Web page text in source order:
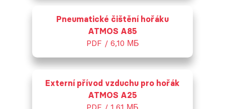
Pneumatické čištění hořáku
ATMOS A85
PDF / 6,10 МБ
Externí přívod vzduchu pro hořák
ATMOS A25